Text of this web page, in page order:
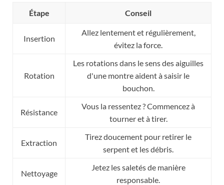
Étape Conseil
Insertion
Allez lentement et régulièrement,
évitez la force.
Rotation
Les rotations dans le sens des aiguilles
d'une montre aident à saisir le
bouchon.
Résistance
Vous la ressentez ? Commencez à
tourner et à tirer.
Extraction
Tirez doucement pour retirer le
serpent et les débris.
Nettoyage
Jetez les saletés de manière
responsable.